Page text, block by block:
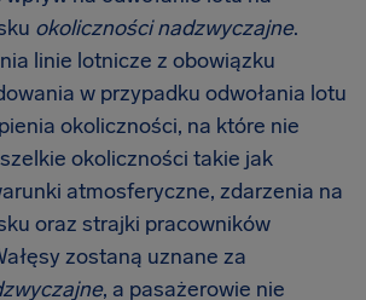
okoliczności nadzwyczajne.
linie lotnicze z obowiązku
w przypadku odwołania lotu
okoliczności, na które nie
okoliczności takie jak
atmosferyczne, zdarzenia na
oraz strajki pracowników
zostaną uznane za
, a pasażerowie nie